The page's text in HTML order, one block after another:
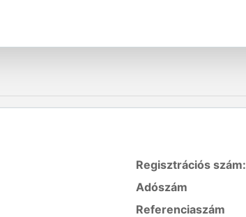
Regisztrációs szám:
Adószám
Referenciaszám